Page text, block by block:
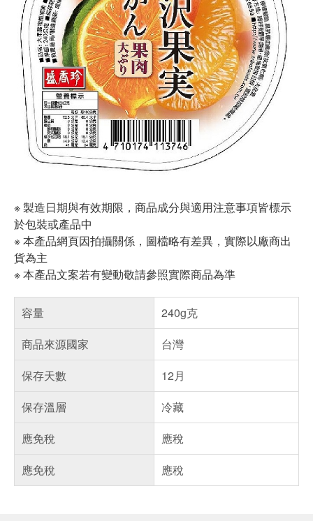
※ 製造日期與有效期限，商品成分與適用注意事項皆標示
於包裝或產品中
※ 本產品網頁因拍攝關係，圖檔略有差異，實際以廠商出
貨為主
※ 本產品文案若有變動敬請參照實際商品為準
容量
240g克
商品來源國家
台灣
保存天數
12月
保存溫層
冷藏
應免稅
應稅
應免稅
應稅